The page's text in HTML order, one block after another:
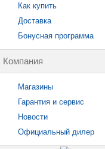
Как купить
Доставка
Бонусная программа
Компания
Магазины
Гарантия и сервис
Новости
Официальный дилер